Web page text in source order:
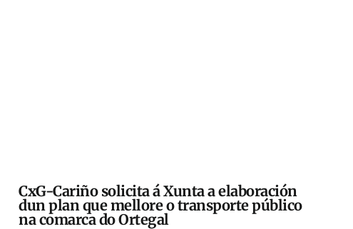
CxG-Cariño solicita á Xunta a elaboración
dun plan que mellore o transporte público
na comarca do Ortegal